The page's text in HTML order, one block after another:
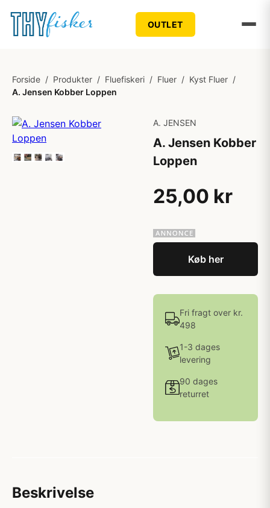
OUTLET
Forside / Produkter / Fluefiskeri / Fluer / Kyst Fluer /
A. Jensen Kobber Loppen
A. JENSEN
A. Jensen Kobber
Loppen
25,00 kr
Køb her
Fri fragt over kr.
498
1-3 dages
levering
90 dages
returret
Beskrivelse